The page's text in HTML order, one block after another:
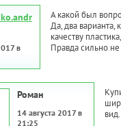
в
А какой был
Да, два варианта,
качеству
Правда сильно не
Роман
14 августа 2017 в
21:25